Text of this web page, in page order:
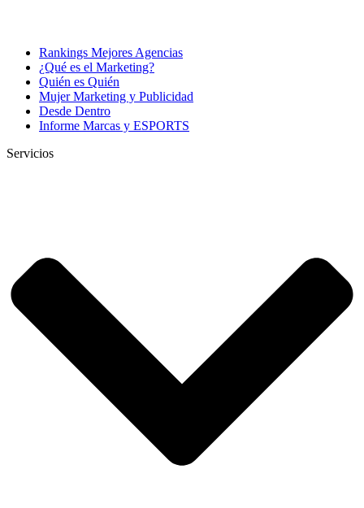
Rankings Mejores Agencias
¿Qué es el Marketing?
Quién es Quién
Mujer Marketing y Publicidad
Desde Dentro
Informe Marcas y ESPORTS
Servicios